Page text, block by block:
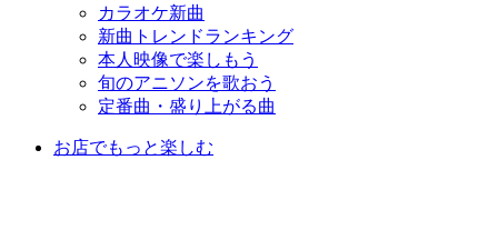
カラオケ新曲
新曲トレンドランキング
本人映像で楽しもう
旬のアニソンを歌おう
定番曲・盛り上がる曲
お店でもっと楽しむ